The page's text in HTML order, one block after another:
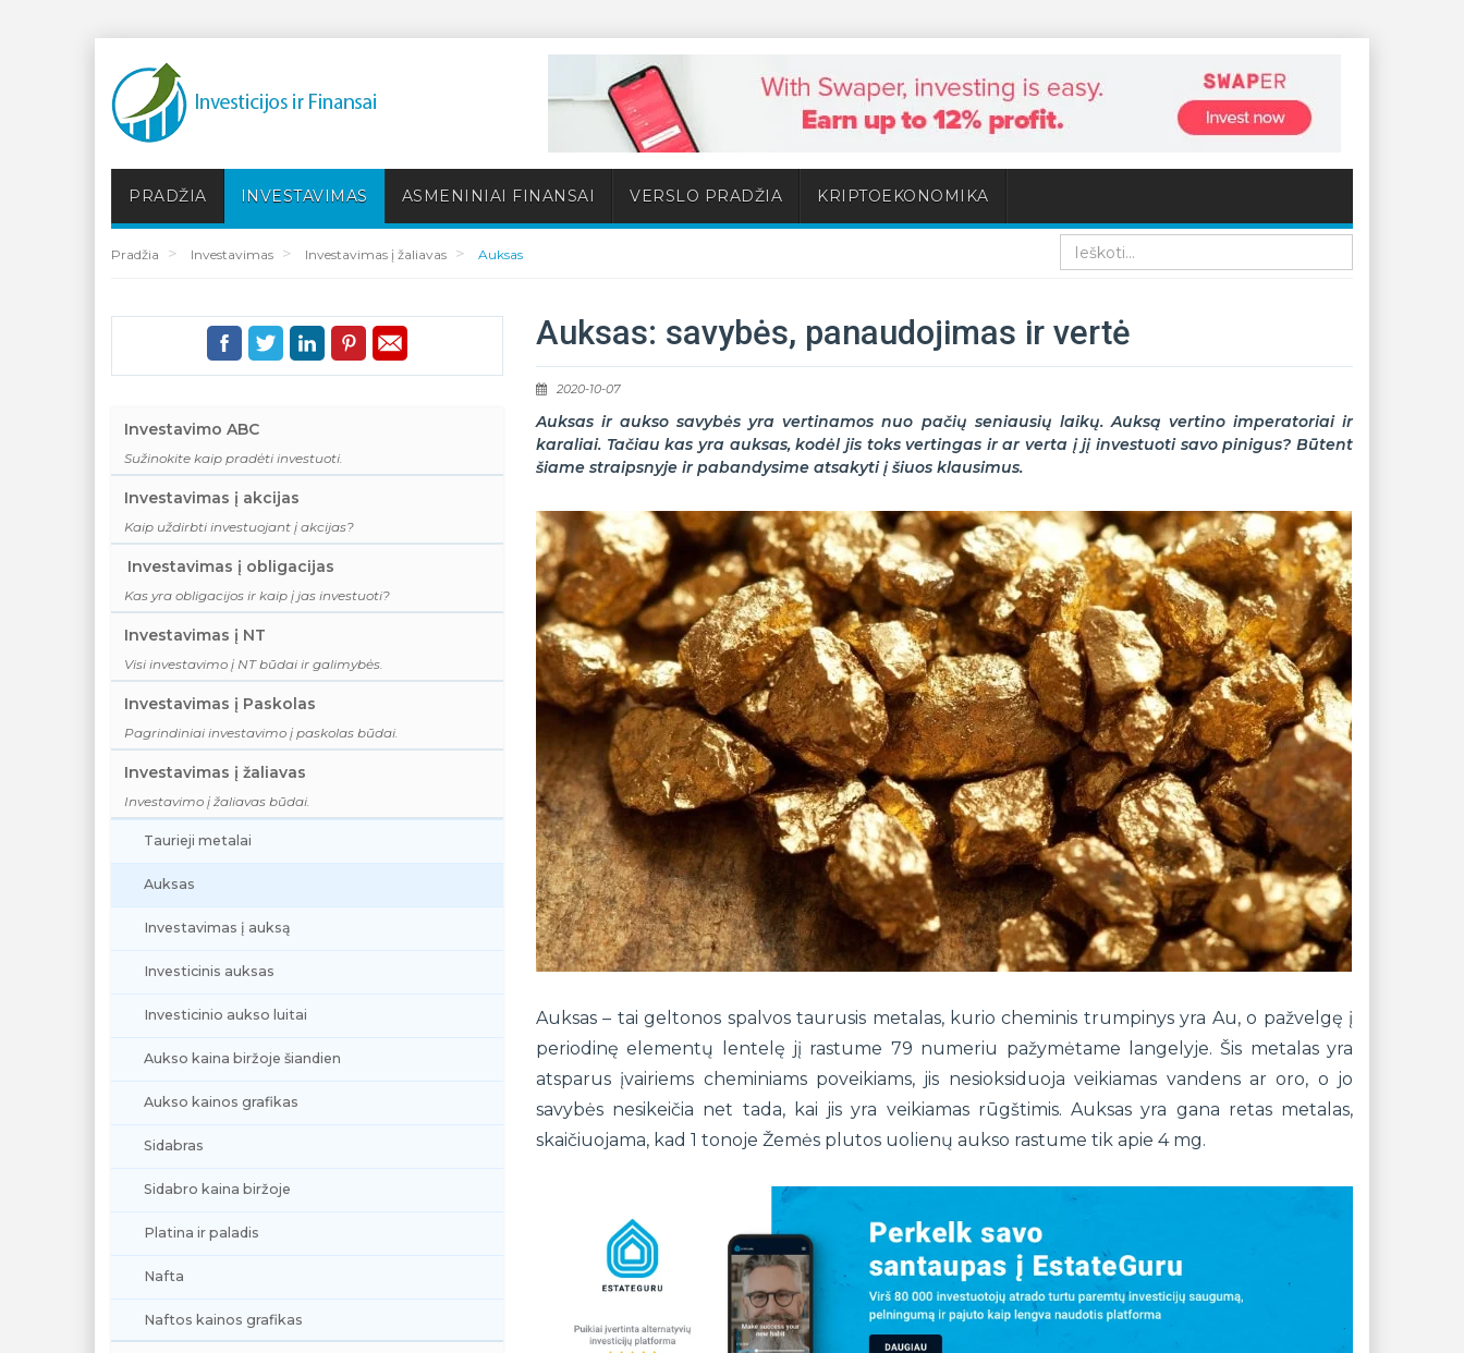
PRADŽIA INVESTAVIMAS ASMENINIAI FINANSAI VERSLO PRADŽIA KRIPTOEKONOMIKA
Pradžia Investavimas Investavimas į žaliavas Auksas
Paieška
Auksas: savybės, panaudojimas ir vertė
2020-10-07
Auksas ir aukso savybės yra vertinamos nuo pačių seniausių laikų. Auksą vertino imperatoriai ir
karaliai. Tačiau kas yra auksas, kodėl jis toks vertingas ir ar verta į jį investuoti savo pinigus? Būtent
šiame straipsnyje ir pabandysime atsakyti į šiuos klausimus.
Auksas – tai geltonos spalvos taurusis metalas, kurio cheminis trumpinys yra Au, o pažvelgę į
periodinę elementų lentelę jį rastume 79 numeriu pažymėtame langelyje. Šis metalas yra
atsparus įvairiems cheminiams poveikiams, jis nesioksiduoja veikiamas vandens ar oro, o jo
savybės nesikeičia net tada, kai jis yra veikiamas rūgštimis. Auksas yra gana retas metalas,
skaičiuojama, kad 1 tonoje Žemės plutos uolienų aukso rastume tik apie 4 mg.
Investavimo ABC
Sužinokite kaip pradėti investuoti.
Investavimas į akcijas
Kaip uždirbti investuojant į akcijas?
Investavimas į obligacijas
Kas yra obligacijos ir kaip į jas investuoti?
Investavimas į NT
Visi investavimo į NT būdai ir galimybės.
Investavimas į Paskolas
Pagrindiniai investavimo į paskolas būdai.
Investavimas į žaliavas
Investavimo į žaliavas būdai.
Taurieji metalai
Auksas
Investavimas į auksą
Investicinis auksas
Investicinio aukso luitai
Aukso kaina biržoje šiandien
Aukso kainos grafikas
Sidabras
Sidabro kaina biržoje
Platina ir paladis
Nafta
Naftos kainos grafikas